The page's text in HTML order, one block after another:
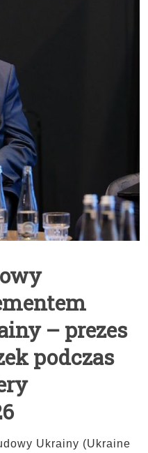
– prezes
podczas
Ukrainy (Ukraine